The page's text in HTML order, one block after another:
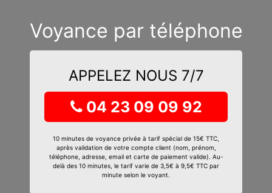
Voyance par téléphone
APPELEZ NOUS 7/7
04 23 09 09 92
10 minutes de voyance privée à tarif spécial de 15€ TTC,
après validation de votre compte client (nom, prénom,
téléphone, adresse, email et carte de paiement valide). Au-
delà des 10 minutes, le tarif varie de 3,5€ à 9,5€ TTC par
minute selon le voyant.